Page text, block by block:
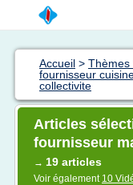
Accueil > Thèmes
fournisseur
collectivite
Articles
fournisseur
→ 19 articles
Voir également 10